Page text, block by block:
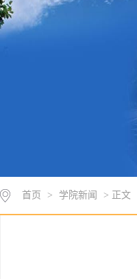
首页 > 学院新闻 > 正文